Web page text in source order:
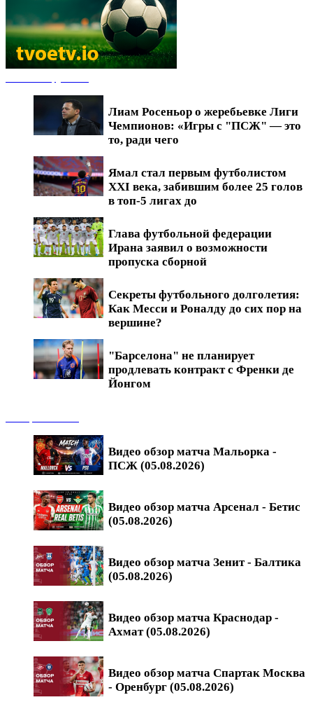
Лиам Росеньор о жеребьевке Лиги
Чемпионов: «Игры с "ПСЖ" — это
то, ради чего
Ямал стал первым футболистом
XXI века, забившим более 25 голов
в топ-5 лигах до
Глава футбольной федерации
Ирана заявил о возможности
пропуска сборной
Секреты футбольного долголетия:
Как Месси и Роналду до сих пор на
вершине?
"Барселона" не планирует
продлевать контракт с Френки де
Йонгом
Видео обзор матча Мальорка -
ПСЖ (05.08.2026)
Видео обзор матча Арсенал - Бетис
(05.08.2026)
Видео обзор матча Зенит - Балтика
(05.08.2026)
Видео обзор матча Краснодар -
Ахмат (05.08.2026)
Видео обзор матча Спартак Москва
- Оренбург (05.08.2026)